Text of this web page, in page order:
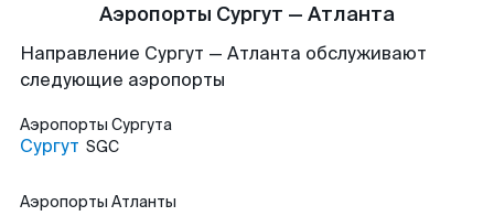
Аэропорты Сургут — Атланта
Направление Сургут — Атланта обслуживают
следующие аэропорты
Аэропорты Сургута
Сургут SGC
Аэропорты Атланты